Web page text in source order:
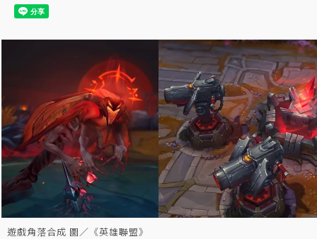
遊戲角落合成 圖／《英雄聯盟》